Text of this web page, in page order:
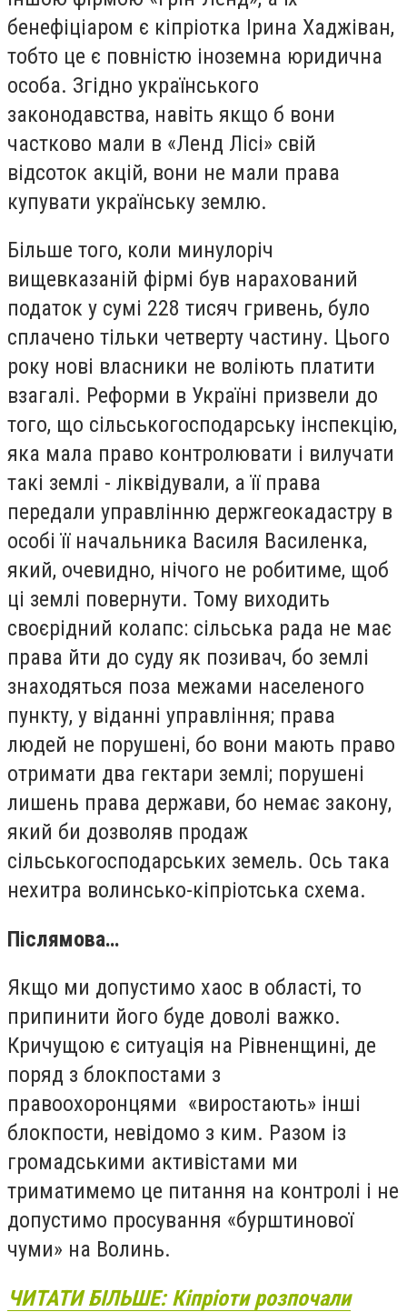
бенефіціаром є кіпріотка Ірина Хаджіван,
тобто це є повністю іноземна юридична
особа. Згідно українського
законодавства, навіть якщо б вони
частково мали в «Ленд Лісі» свій
відсоток акцій, вони не мали права
купувати українську землю.
Більше того, коли минулоріч
вищевказаній фірмі був нарахований
податок у сумі 228 тисяч гривень, було
сплачено тільки четверту частину. Цього
року нові власники не воліють платити
взагалі. Реформи в Україні призвели до
того, що сільськогосподарську інспекцію,
яка мала право контролювати і вилучати
такі землі - ліквідували, а її права
передали управлінню держгеокадастру в
особі її начальника Василя Василенка,
який, очевидно, нічого не робитиме, щоб
ці землі повернути. Тому виходить
своєрідний колапс: сільська рада не має
права йти до суду як позивач, бо землі
знаходяться поза межами населеного
пункту, у віданні управління; права
людей не порушені, бо вони мають право
отримати два гектари землі; порушені
лишень права держави, бо немає закону,
який би дозволяв продаж
сільськогосподарських земель. Ось така
нехитра волинсько-кіпріотська схема.
Післямова…
Якщо ми допустимо хаос в області, то
припинити його буде доволі важко.
Кричущою є ситуація на Рівненщині, де
поряд з блокпостами з
правоохоронцями «виростають» інші
блокпости, невідомо з ким. Разом із
громадськими активістами ми
триматимемо це питання на контролі і не
допустимо просування «бурштинової
чуми» на Волинь.
ЧИТАТИ БІЛЬШЕ: Кіпріоти розпочали